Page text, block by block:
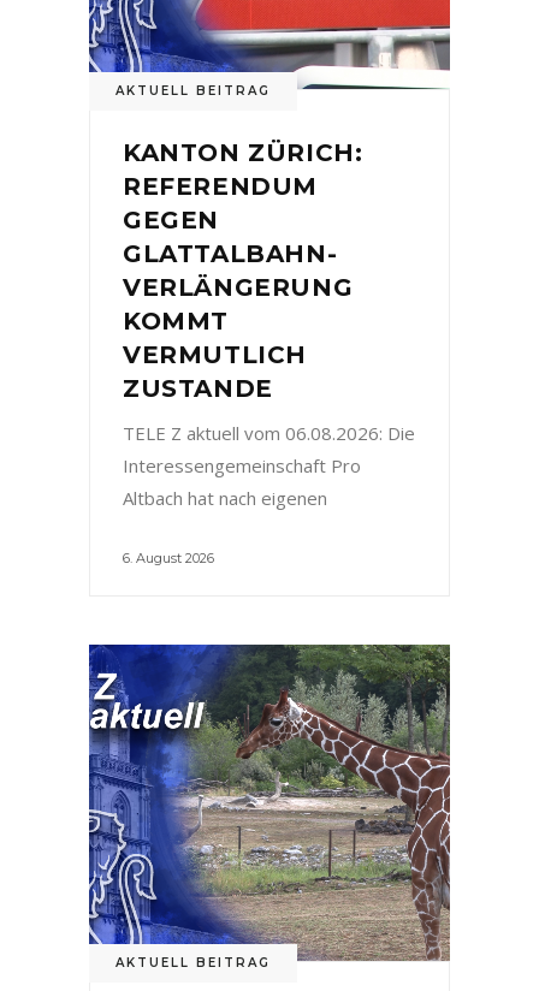
AKTUELL BEITRAG
KANTON ZÜRICH:
REFERENDUM
GEGEN
GLATTALBAHN-
VERLÄNGERUNG
KOMMT
VERMUTLICH
ZUSTANDE
TELE Z aktuell vom 06.08.2026: Die
Interessengemeinschaft Pro
Altbach hat nach eigenen
6. August 2026
AKTUELL BEITRAG